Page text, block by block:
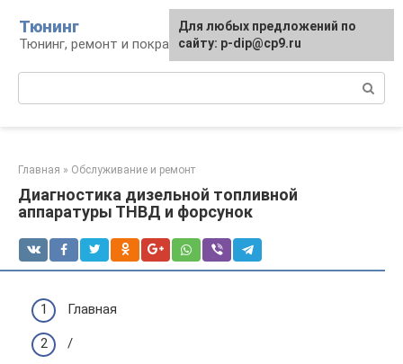
контенту
Тюнинг
Тюнинг, ремонт и покраска автомобиля
Главная » Обслуживание и ремонт
Диагностика дизельной топливной
аппаратуры ТНВД и форсунок
Главная
/
Для любых предложений по
сайту: p-dip@cp9.ru